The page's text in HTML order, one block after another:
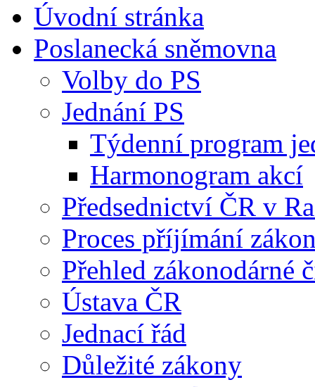
Úvodní stránka
Poslanecká sněmovna
Volby do PS
Jednání PS
Týdenní program
Harmonogram akcí
Předsednictví ČR v
Proces příjímání
Přehled zákonodárné
Ústava ČR
Jednací řád
Důležité zákony